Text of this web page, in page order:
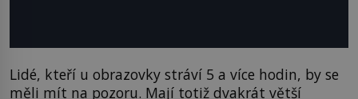
Lidé, kteří u obrazovky stráví 5 a více hodin, by se
měli mít na pozoru. Mají totiž dvakrát větší